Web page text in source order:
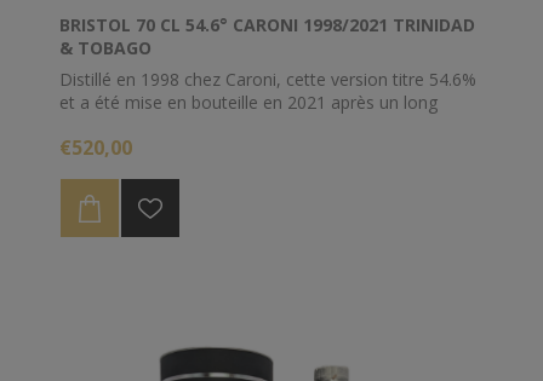
BRISTOL 70 CL 54.6° CARONI 1998/2021 TRINIDAD
& TOBAGO
Distillé en 1998 chez Caroni, cette version titre 54.6%
et a été mise en bouteille en 2021 après un long
€520,00